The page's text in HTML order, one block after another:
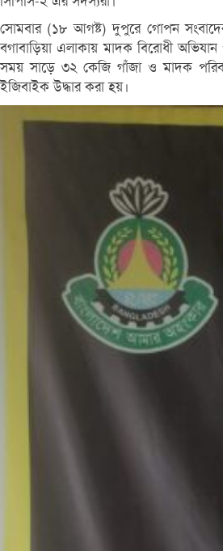
সোমবার (১৮ আগষ্ট) দুপুরে গোপন
বগাবাড়িয়া এলাকায় মাদক বিরোধী
সময় সাড়ে ৩২ কেজি গাঁজা ও মাদক
ইজিবাইক উদ্ধার করা হয়।